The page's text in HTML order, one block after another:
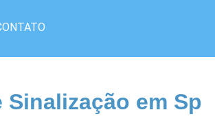
Sinalização em Sp